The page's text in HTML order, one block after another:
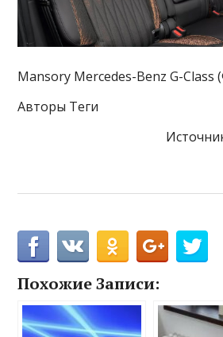
Mansory Mercedes-Benz G-Class
Авторы Теги
Похожие Записи: